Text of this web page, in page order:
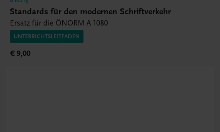
Standards für den modernen Schriftverkehr
Ersatz für die ÖNORM A 1080
UNTERRICHTSLEITFADEN
€ 9,00